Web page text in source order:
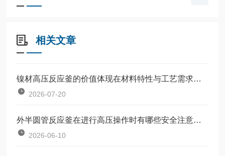
相关文章
镍材高压反应釜的价值体现在材料特性与工艺需求的匹配上
2026-07-20
外半圆管反应釜在进行高压操作时有哪些安全注意事项？
2026-06-10